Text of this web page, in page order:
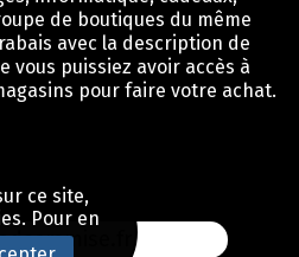
de boutiques du même
avec la description de
vous puissiez avoir accès à
pour faire votre achat.
ce site,
Pour en